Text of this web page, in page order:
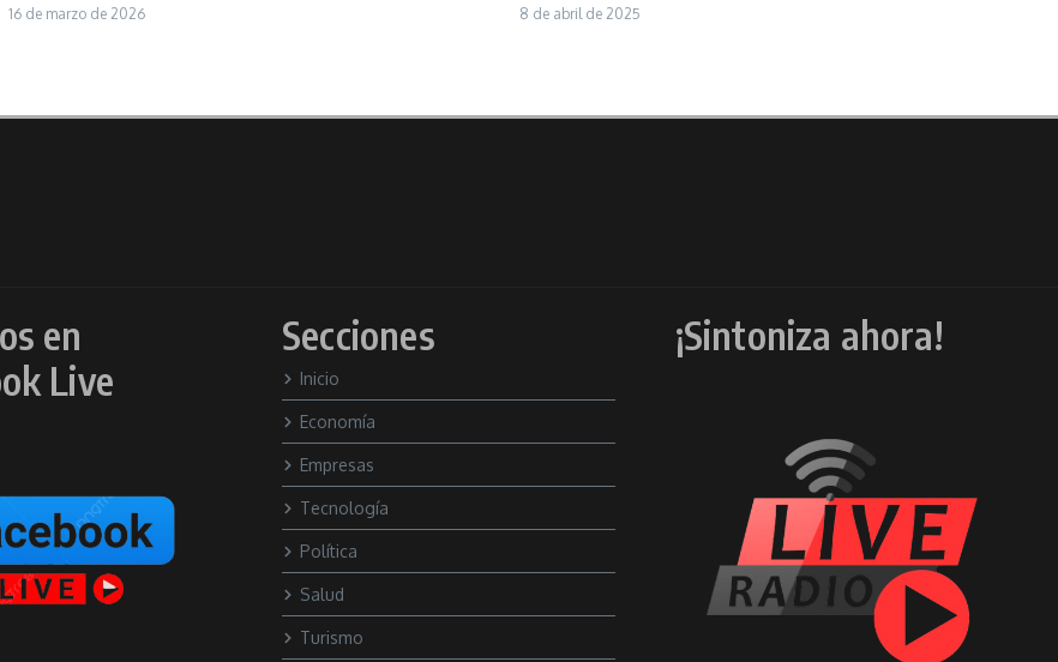
16 de marzo de 2026 8 de abril de 2025
en
Live
Secciones
Inicio
Economía
Empresas
Tecnología
Política
Salud
Turismo
¡Sintoniza ahora!